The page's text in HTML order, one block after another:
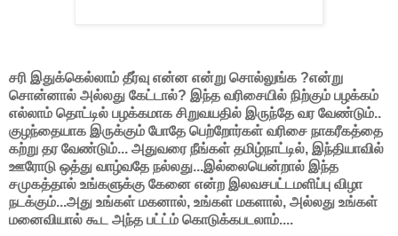
சரி இதுக்கெல்லாம் தீர்வு என்ன என்று சொல்லுங்க ?என்று
சொன்னால் அல்லது கேட்டால்? இந்த வரிசையில் நிற்கும் பழக்கம்
எல்லாம் தொட்டில் பழக்கமாக சிறுவயதில் இருந்தே வர வேண்டும்..
குழந்தையாக இருக்கும் போதே பெற்றோர்கள் வரிசை நாகரீகத்தை
கற்று தர வேண்டும்... அதுவரை நீங்கள் தமிழ்நாட்டில், இந்தியாவில்
ஊரோடு ஒத்து வாழ்வதே நல்லது...இல்லையென்றால் இந்த
சமுகத்தால் உங்களுக்கு கேனை என்ற இலவசபட்டமளிப்பு விழா
நடக்கும்...அது உங்கள் மகனால், உங்கள் மகளால், அல்லது உங்கள்
மனைவியால் கூட அந்த பட்ட்ம் கொடுக்கபடலாம்....